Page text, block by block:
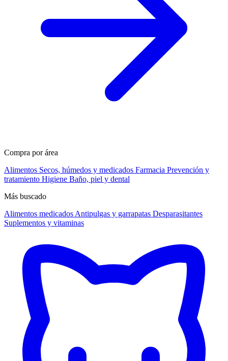
Compra por área
Alimentos Secos, húmedos y medicados Farmacia Prevención y
tratamiento Higiene Baño, piel y dental
Más buscado
Alimentos medicados Antipulgas y garrapatas Desparasitantes
Suplementos y vitaminas